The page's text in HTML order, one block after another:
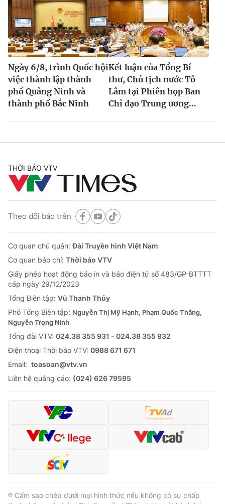
Ngày 6/8, trình Quốc hội
việc thành lập thành
phố Quảng Ninh và
thành phố Bắc Ninh
Kết luận của Tổng Bí
thư, Chủ tịch nước Tô
Lâm tại Phiên họp Ban
Chỉ đạo Trung ương...
THỜI BÁO VTV
Theo dõi báo trên
Cơ quan chủ quản:Đài Truyền hình Việt Nam
Cơ quan báo chí: Thời báo VTV
Giấy phép hoạt động báo in và báo điện tử số 483/GP-BTTTT
cấp ngày 29/12/2023
Tổng Biên tập: Vũ Thanh Thủy
Phó Tổng Biên tập: Nguyễn Thị Mỹ Hạnh, Phạm Quốc Thắng,
Nguyễn Trọng Ninh
Tổng đài VTV: 024.38 355 931 - 024.38 355 932
Ðiện thoại Thời báo VTV: 0988 671 671
Email: toasoan@vtv.vn
Liên hệ quảng cáo: (024) 626 79595
® Cấm sao chép dưới mọi hình thức nếu không có sự chấp